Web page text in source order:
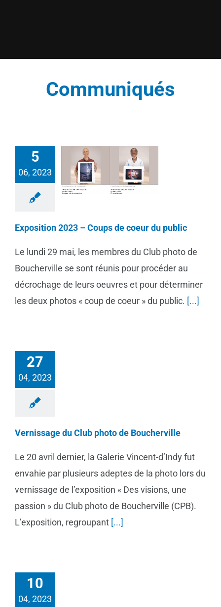
Communiqués
5
06, 2023
Exposition 2023 – Coups de coeur du public
Le lundi 29 mai, les membres du Club photo de
Boucherville se sont réunis pour procéder au
décrochage de leurs oeuvres et pour déterminer
les deux photos « coup de coeur » du public. [...]
27
04, 2023
Vernissage du Club photo de Boucherville
Le 20 avril dernier, la Galerie Vincent-d’Indy fut
envahie par plusieurs adeptes de la photo lors du
vernissage de l’exposition « Des visions, une
passion » du Club photo de Boucherville (CPB).
L’exposition, regroupant [...]
10
04, 2023